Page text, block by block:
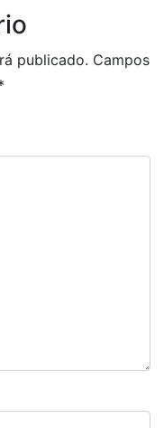
publicado. Campos